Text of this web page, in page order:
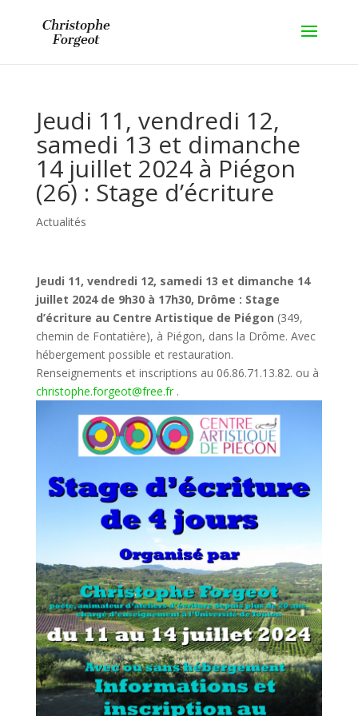
Jeudi 11, vendredi 12,
samedi 13 et dimanche
14 juillet 2024 à Piégon
(26) : Stage d’écriture
Actualités
Jeudi 11, vendredi 12, samedi 13 et dimanche 14
juillet 2024 de 9h30 à 17h30, Drôme : Stage
d’écriture au Centre Artistique de Piégon (349,
chemin de Fontatière), à Piégon, dans la Drôme. Avec
hébergement possible et restauration.
Renseignements et inscriptions au 06.86.71.13.82. ou à
christophe.forgeot@free.fr.